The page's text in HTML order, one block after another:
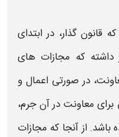
گذار، در ابتدای
مقرر داشته که مجازات های
در صورتی اعمال و
معاونت در آن جرم،
از آنجا که مجازات